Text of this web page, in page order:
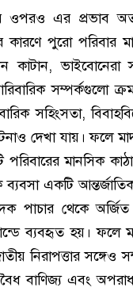
ওপরও এর প্রভাব
কারণে পুরো পরিবার
কাটান, ভাইবোনেরা
সম্পর্কগুলো
সহিংসতা,
দেখা যায়। ফলে
মানসিক
ব্যবসা একটি
পাচার থেকে অর্জিত
ব্যবহৃত হয়। ফলে
নিরাপত্তার সঙ্গেও
বাণিজ্য এবং